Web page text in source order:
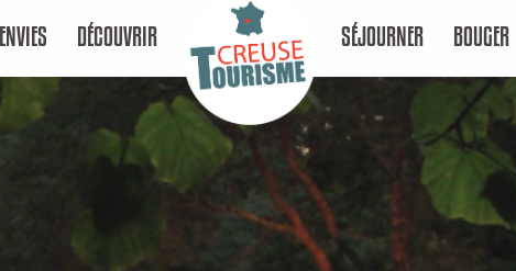
DÉCOUVRIR SÉJOURNER BOUGER